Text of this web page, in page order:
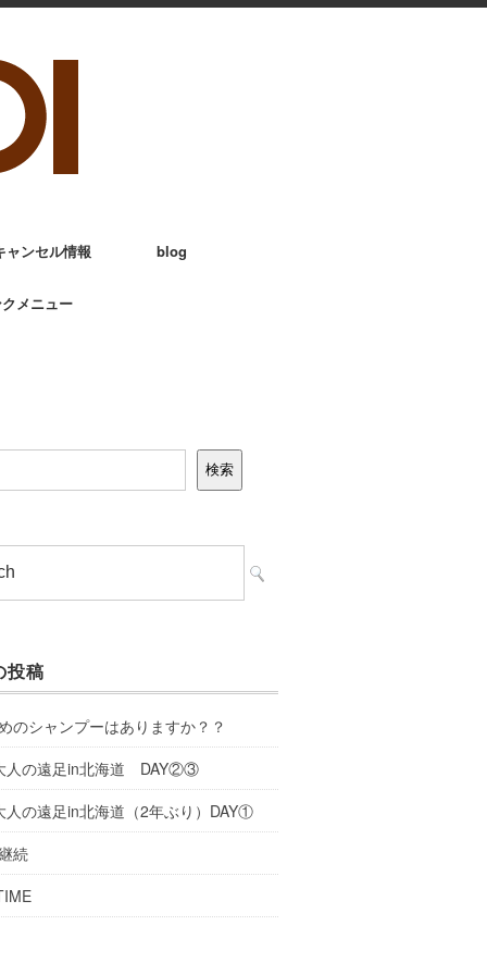
ャンセル情報 blog
クメニュー
検索
投稿
のシャンプーはありますか？？
人の遠足in北海道 DAY②③
人の遠足in北海道（2年ぶり）DAY①
続